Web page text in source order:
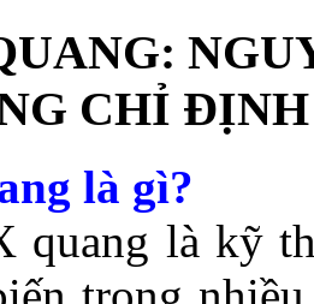
CHỈ ĐỊNH
là gì?
là kỹ